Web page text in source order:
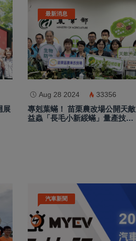
展
最新消息
Aug 28 2024 33356
專剋葉蟎！ 苗栗農改場公開天敵
益蟲「長毛小新綏蟎」量產技術
汽車新聞